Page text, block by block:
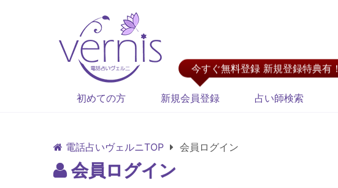
今すぐ無料登録 新規登録特典有！
初めての方 新規会員登録 占い師検索
電話占いヴェルニTOP 会員ログイン
会員ログイン